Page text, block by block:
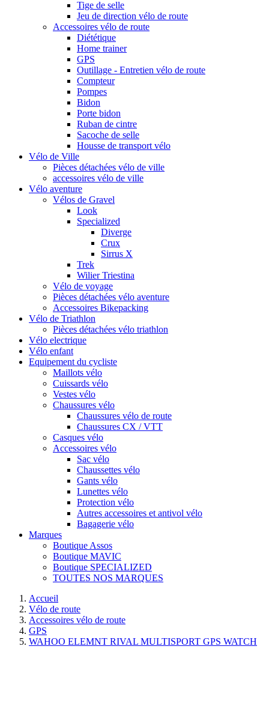
Tige de selle
Jeu de direction vélo de route
Accessoires vélo de route
Diététique
Home trainer
GPS
Outillage - Entretien vélo de route
Compteur
Pompes
Bidon
Porte bidon
Ruban de cintre
Sacoche de selle
Housse de transport vélo
Vélo de Ville
Pièces détachées vélo de ville
accessoires vélo de ville
Vélo aventure
Vélos de Gravel
Look
Specialized
Diverge
Crux
Sirrus X
Trek
Wilier Triestina
Vélo de voyage
Pièces détachées vélo aventure
Accessoires Bikepacking
Vélo de Triathlon
Pièces détachées vélo triathlon
Vélo electrique
Vélo enfant
Equipement du cycliste
Maillots vélo
Cuissards vélo
Vestes vélo
Chaussures vélo
Chaussures vélo de route
Chaussures CX / VTT
Casques vélo
Accessoires vélo
Sac vélo
Chaussettes vélo
Gants vélo
Lunettes vélo
Protection vélo
Autres accessoires et antivol vélo
Bagagerie vélo
Marques
Boutique Assos
Boutique MAVIC
Boutique SPECIALIZED
TOUTES NOS MARQUES
Accueil
Vélo de route
Accessoires vélo de route
GPS
WAHOO ELEMNT RIVAL MULTISPORT GPS WATCH